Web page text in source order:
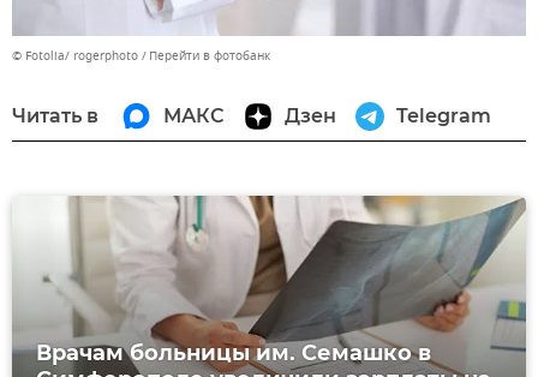
© Fotolia/ rogerphoto Перейти в фотобанк
Читать в МАКС Дзен Telegram
Врачам больницы им. Семашко в